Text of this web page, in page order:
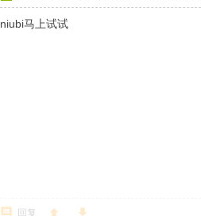
niubi马上试试
回复